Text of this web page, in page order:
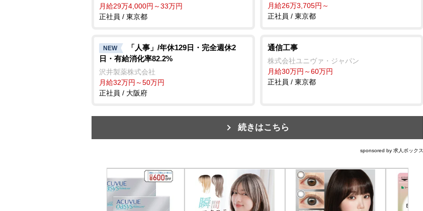
月給29万4,000円～33万円
正社員 / 東京都
月給26万3,705円～
正社員 / 東京都
NEW
「人事」/年休129日・完全週休2
日・有給消化率82.2%
沢井製薬株式会社
月給32万円～50万円
正社員 / 大阪府
通信工事
株式会社ユニヴァ・ジャパン
月給30万円～60万円
正社員 / 東京都
続きはこちら
sponsored by 求人ボックス